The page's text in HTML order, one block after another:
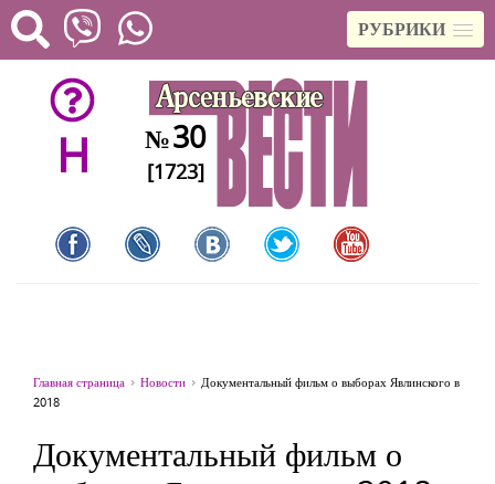
РУБРИКИ
H №30
[1723]
Главная страница Новости
Документальный фильм о выборах Явлинского в
2018
Документальный фильм о